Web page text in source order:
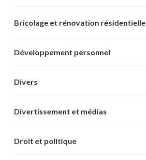
Bricolage et rénovation résidentielle
Développement personnel
Divers
Divertissement et médias
Droit et politique